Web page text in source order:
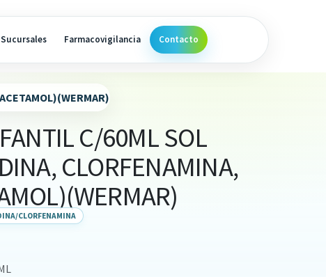
Sucursales Farmacovigilancia Contacto
C/60ML SOL
CLORFENAMINA,
CLORFENAMINA